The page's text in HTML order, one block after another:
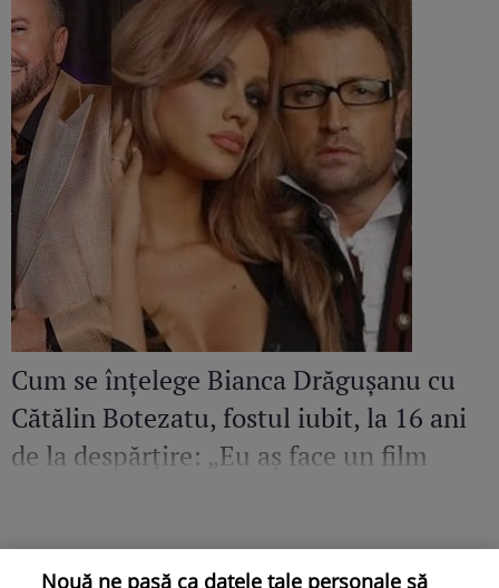
Cum se înțelege Bianca Drăgușanu cu
Cătălin Botezatu, fostul iubit, la 16 ani
de la despărțire: „Eu aș face un film
Nouă ne pasă ca datele tale personale să